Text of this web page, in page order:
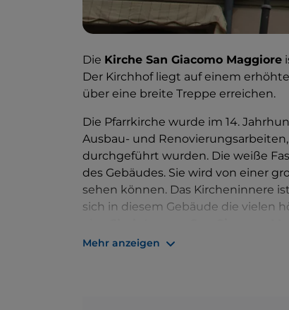
Die Kirche San Giacomo Maggiore
Der Kirchhof liegt auf einem
über eine breite Treppe erreichen.
Die Pfarrkirche wurde im 14.
Ausbau- und
durchgeführt wurden. Die weiße
des Gebäudes. Sie wird von einer
sehen können. Das Kircheninnere
sich in diesem Gebäude die vielen
Taufbeckenaus dem
Mehr anzeigen